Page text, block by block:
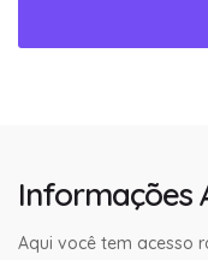
Informações
Aqui você tem acesso